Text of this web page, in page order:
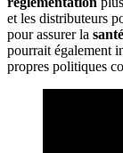
et les distributeurs
pour assurer la
pourrait également
propres politiques